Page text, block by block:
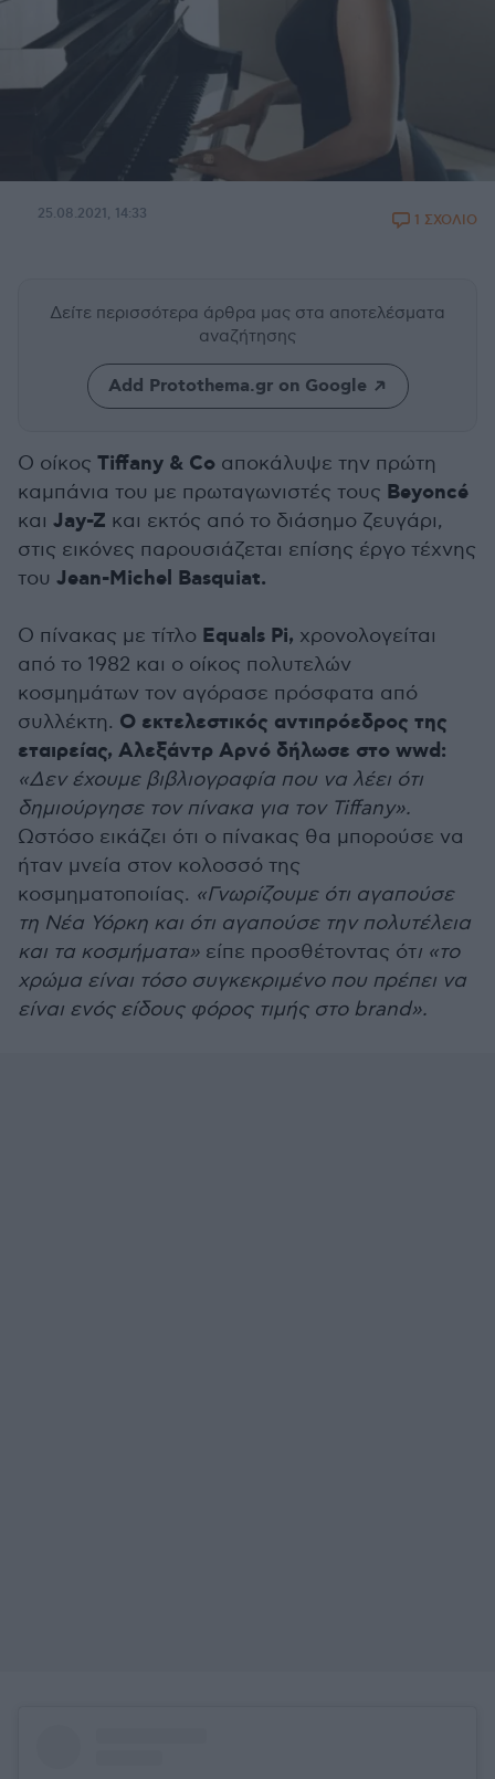
25.08.2021, 14:33 1 ΣΧΟΛΙΟ
Δείτε περισσότερα άρθρα μας στα αποτελέσματα
αναζήτησης
Add Protothema.gr on Google
Ο οίκος Tiffany & Co αποκάλυψε την πρώτη
καμπάνια του με πρωταγωνιστές τους Beyoncé
και Jay-Z και εκτός από το διάσημο ζευγάρι,
στις εικόνες παρουσιάζεται επίσης έργο τέχνης
του Jean-Michel Basquiat.
Ο πίνακας με τίτλο Equals Pi, χρονολογείται
από το 1982 και ο οίκος πολυτελών
κοσμημάτων τον αγόρασε πρόσφατα από
συλλέκτη. Ο εκτελεστικός αντιπρόεδρος της
εταιρείας, Αλεξάντρ Αρνό δήλωσε στο wwd:
«Δεν έχουμε βιβλιογραφία που να λέει ότι
δημιούργησε τον πίνακα για τον Tiffany».
Ωστόσο εικάζει ότι ο πίνακας θα μπορούσε να
ήταν μνεία στον κολοσσό της
κοσμηματοποιίας. «Γνωρίζουμε ότι αγαπούσε
τη Νέα Υόρκη και ότι αγαπούσε την πολυτέλεια
και τα κοσμήματα» είπε προσθέτοντας ότι «το
χρώμα είναι τόσο συγκεκριμένο που πρέπει να
είναι ενός είδους φόρος τιμής στο brand».